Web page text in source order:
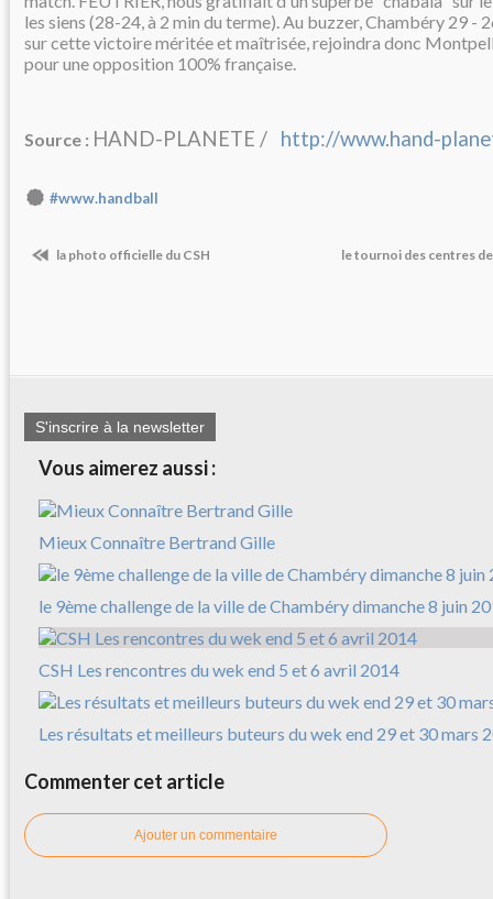
les siens (28-24, à 2 min du terme). Au buzzer, Chambéry 29 -
sur cette victoire méritée et maîtrisée, rejoindra donc
pour une opposition 100% française.
Source : HAND-PLANETE / http://www.hand-
#www.handball
la photo officielle du CSH le tournoi des centres
S'inscrire à la newsletter
Vous aimerez aussi :
Mieux Connaître Bertrand Gille
le 9ème challenge de la ville de Chambéry dimanche 8 juin
CSH Les rencontres du wek end 5 et 6 avril 2014
Les résultats et meilleurs buteurs du wek end 29 et 30 mars
Commenter cet article
Ajouter un commentaire